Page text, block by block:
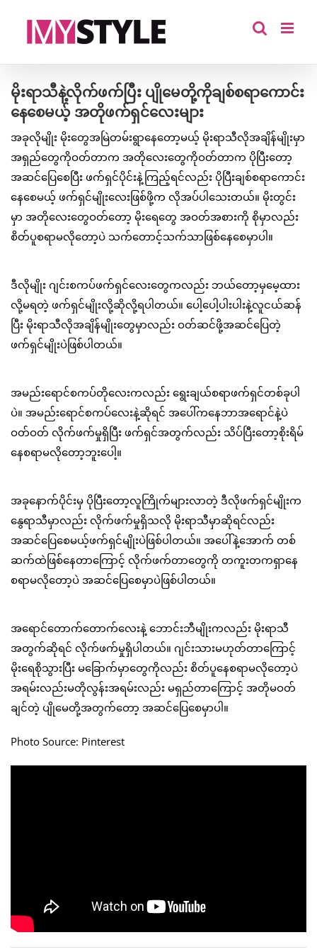
မိုးရာသီနဲ့လိုက်ဖက်ပြီး ပျိုမေတို့ကိုချစ်စရာကောင်း
နေစေမယ့် အတိုဖက်ရှင်လေးများ
အခုလိုမျိုး မိုးတွေအမြဲတမ်းရွာနေတော့မယ့် မိုးရာသီလိုအချိန်မျိုးမှာ
အရှည်တွေကိုဝတ်တာက အတိုလေးတွေကိုဝတ်တာက ပိုပြီးတော့
အဆင်ပြေစေပြီး ဖက်ရှင်ပိုင်းနဲ့ကြည့်ရင်လည်း ပိုပြီးချစ်စရာကောင်း
နေစေမယ့် ဖက်ရှင်မျိုးလေးဖြစ်ဖို့က လိုအပ်ပါသေးတယ်။ မိုးတွင်း
မှာ အတိုလေးတွေဝတ်တော့ မိုးရေတွေ အဝတ်အစားကို စိုမှာလည်း
စိတ်ပူစရာမလိုတော့ပဲ သက်တောင့်သက်သာဖြစ်နေစေမှာပါ။
ဒီလိုမျိုး ဂျင်းစကပ်ဖက်ရှင်လေးတွေကလည်း ဘယ်တော့မှမေ့ထား
လို့မရတဲ့ ဖက်ရှင်မျိုးလို့ဆိုလို့ရပါတယ်။ ပေါ့ပေါ့ပါးပါးနဲ့လူငယ်ဆန်
ပြီး မိုးရာသီလိုအချိန်မျိုးတွေမှာလည်း ဝတ်ဆင်ဖို့အဆင်ပြေတဲ့
ဖက်ရှင်မျိုးပဲဖြစ်ပါတယ်။
အမည်းရောင်စကပ်တိုလေးကလည်း ရွေးချယ်စရာဖက်ရှင်တစ်ခုပါ
ပဲ။ အမည်းရောင်စကပ်လေးနဲ့ဆိုရင် အပေါ်ကနေဘာအရောင်နဲ့ပဲ
ဝတ်ဝတ် လိုက်ဖက်မှုရှိပြီး ဖက်ရှင်အတွက်လည်း သိပ်ပြီးတော့စိုးရိမ်
နေစရာမလိုတော့ဘူးပေါ့။
အခုနောက်ပိုင်းမှ ပိုပြီးတော့လူကြိုက်များလာတဲ့ ဒီလိုဖက်ရှင်မျိုးက
နွေရာသီမှာလည်း လိုက်ဖက်မှုရှိသလို မိုးရာသီမှာဆိုရင်လည်း
အဆင်ပြေစေမယ့်ဖက်ရှင်မျိုးပဲဖြစ်ပါတယ်။ အပေါ်နဲ့အောက် တစ်
ဆက်ထဲဖြစ်နေတာကြောင့် လိုက်ဖက်တာတွေကို တကူးတကရှာနေ
စရာမလိုတော့ပဲ အဆင်ပြေစေမှာပဲဖြစ်ပါတယ်။
အရောင်တောက်တောက်လေးနဲ့ ဘောင်းဘီမျိုးကလည်း မိုးရာသီ
အတွက်ဆိုရင် လိုက်ဖက်မှုရှိပါတယ်။ ဂျင်းသားမဟုတ်တာကြောင့်
မိုးရေစိုသွားပြီး မခြောက်မှာတွေကိုလည်း စိတ်ပူနေစရာမလိုတော့ပဲ
အရမ်းလည်းမတိုလွန်းအရမ်းလည်း မရှည်တာကြောင့် အတိုမဝတ်
ချင်တဲ့ ပျိုမေတို့အတွက်တော့ အဆင်ပြေစေမှာပါ။
Photo Source: Pinterest